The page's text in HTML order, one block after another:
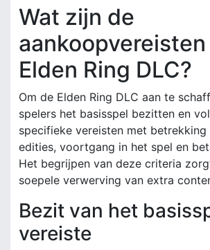
Wat zijn de
Elden Ring DLC?
Om de Elden Ring DLC aan te
spelers het basisspel bezitten en
specifieke vereisten met
edities, voortgang in het spel en
Het begrijpen van deze criteria
soepele verwerving van extra
Bezit van het
vereiste